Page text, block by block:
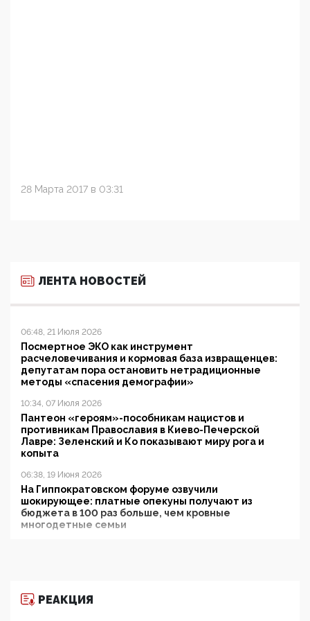
28 Марта 2017 в 03:31
ЛЕНТА НОВОСТЕЙ
06:48, 21 Июля 2026
Посмертное ЭКО как инструмент
расчеловечивания и кормовая база извращенцев:
депутатам пора остановить нетрадиционные
методы «спасения демографии»
10:34, 07 Июля 2026
Пантеон «героям»-пособникам нацистов и
противникам Православия в Киево-Печерской
Лавре: Зеленский и Ко показывают миру рога и
копыта
06:38, 19 Июня 2026
На Гиппократовском форуме озвучили
шокирующее: платные опекуны получают из
бюджета в 100 раз больше, чем кровные
многодетные семьи
11:53, 09 Июня 2026
РЕАКЦИЯ